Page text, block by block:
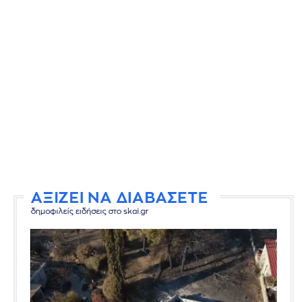
ΑΞΙΖΕΙ ΝΑ ΔΙΑΒΑΣΕΤΕ
δημοφιλείς ειδήσεις στο skai.gr